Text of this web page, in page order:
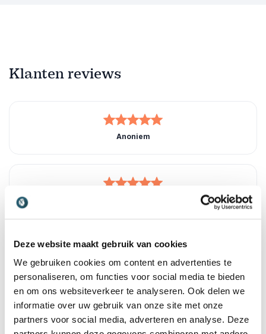
Deze website maakt gebruik van cookies
We gebruiken cookies om content en advertenties te
personaliseren, om functies voor social media te bieden
en om ons websiteverkeer te analyseren. Ook delen we
informatie over uw gebruik van onze site met onze
partners voor social media, adverteren en analyse. Deze
Klanten reviews
Anoniem
5
Sara is een spreker die mensen in de zaal kan raken
met haar persoonlijke verhaal en haar sterke
missie. Sara is vriendelijk, enthousiast en heeft veel
inhoudelijke kennis over seksueel grensoverschrijdend
gedrag en seksueel geweld
Stijn Analbers, Ministerie van Sociale Zaken en
Werkgelegenheid
Sara Dekker-Alaoui